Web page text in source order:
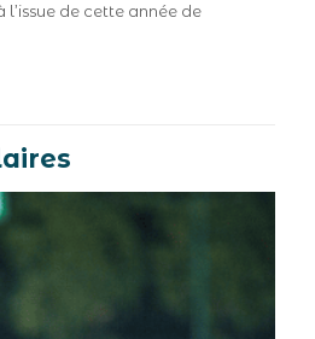
l’issue de cette année de